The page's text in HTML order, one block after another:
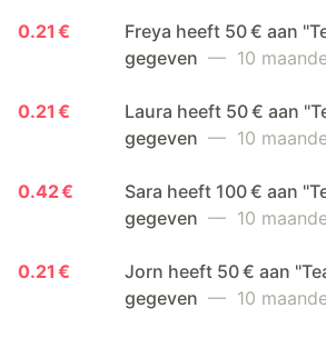
0.21 €
Freya heeft 50 € aan
gegeven — 10
0.21 €
Laura heeft 50 € aan
gegeven — 10
0.42 €
Sara heeft 100 € aan
gegeven — 10
0.21 €
Jorn heeft 50 € aan
gegeven — 10